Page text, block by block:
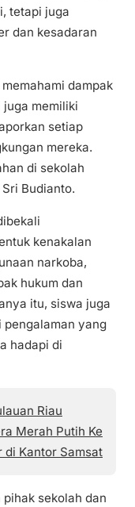
tetapi juga
dan kesadaran
dampak
memiliki
setiap
mereka.
di sekolah
Budianto.
kenakalan
narkoba,
hukum dan
itu, siswa juga
yang
hadapi di
Riau
Merah Putih Ke
di Kantor Samsat
sekolah dan